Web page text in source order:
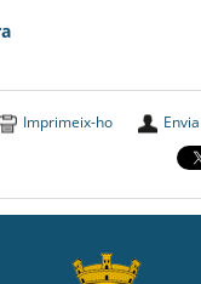
Imprimeix-ho Envia